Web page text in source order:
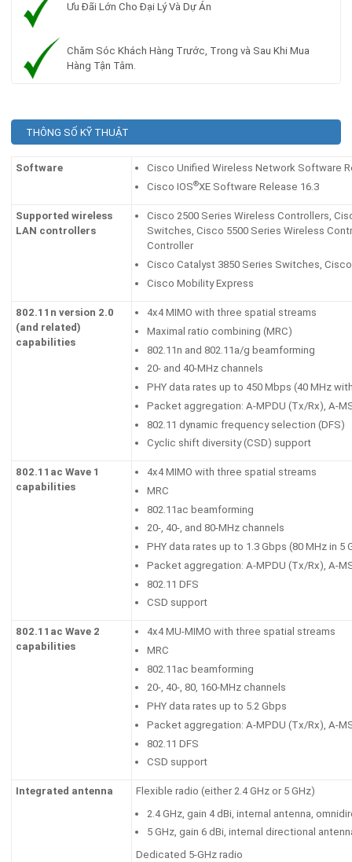
Ưu Đãi Lớn Cho Đại Lý Và Dự Án
Chăm Sóc Khách Hàng Trước, Trong và Sau Khi Mua
Hàng Tận Tâm.
THÔNG SỐ KỸ THUẬT
Software
Cisco Unified Wireless Network Software
Cisco IOS®XE Software Release 16.3
Supported wireless
LAN controllers
Cisco 2500 Series Wireless Controllers,
Switches, Cisco 5500 Series Wireless
Controller
Cisco Catalyst 3850 Series Switches,
Cisco Mobility Express
802.11n version 2.0
(and related)
capabilities
4x4 MIMO with three spatial streams
Maximal ratio combining (MRC)
802.11n and 802.11a/g beamforming
20- and 40-MHz channels
PHY data rates up to 450 Mbps (40 MHz
Packet aggregation: A-MPDU (Tx/Rx), A-
802.11 dynamic frequency selection (DFS)
Cyclic shift diversity (CSD) support
802.11ac Wave 1
capabilities
4x4 MIMO with three spatial streams
MRC
802.11ac beamforming
20-, 40-, and 80-MHz channels
PHY data rates up to 1.3 Gbps (80 MHz in 5
Packet aggregation: A-MPDU (Tx/Rx), A-
802.11 DFS
CSD support
802.11ac Wave 2
capabilities
4x4 MU-MIMO with three spatial streams
MRC
802.11ac beamforming
20-, 40-, 80, 160-MHz channels
PHY data rates up to 5.2 Gbps
Packet aggregation: A-MPDU (Tx/Rx), A-
802.11 DFS
CSD support
Integrated antenna
Flexible radio (either 2.4 GHz or 5 GHz)
2.4 GHz, gain 4 dBi, internal antenna,
5 GHz, gain 6 dBi, internal directional
Dedicated 5-GHz radio